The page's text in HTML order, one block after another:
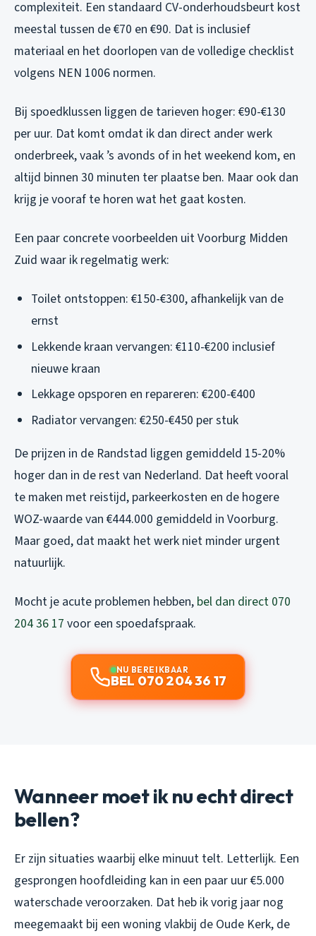
complexiteit. Een standaard CV-onderhoudsbeurt kost
meestal tussen de €70 en €90. Dat is inclusief
materiaal en het doorlopen van de volledige checklist
volgens NEN 1006 normen.
Bij spoedklussen liggen de tarieven hoger: €90-€130
per uur. Dat komt omdat ik dan direct ander werk
onderbreek, vaak ’s avonds of in het weekend kom, en
altijd binnen 30 minuten ter plaatse ben. Maar ook dan
krijg je vooraf te horen wat het gaat kosten.
Een paar concrete voorbeelden uit Voorburg Midden
Zuid waar ik regelmatig werk:
Toilet ontstoppen: €150-€300, afhankelijk van de
ernst
Lekkende kraan vervangen: €110-€200 inclusief
nieuwe kraan
Lekkage opsporen en repareren: €200-€400
Radiator vervangen: €250-€450 per stuk
De prijzen in de Randstad liggen gemiddeld 15-20%
hoger dan in de rest van Nederland. Dat heeft vooral
te maken met reistijd, parkeerkosten en de hogere
WOZ-waarde van €444.000 gemiddeld in Voorburg.
Maar goed, dat maakt het werk niet minder urgent
natuurlijk.
Mocht je acute problemen hebben, bel dan direct 070
204 36 17 voor een spoedafspraak.
NU BEREIKBAAR
BEL 070 204 36 17
Wanneer moet ik nu echt direct
bellen?
Er zijn situaties waarbij elke minuut telt. Letterlijk. Een
gesprongen hoofdleiding kan in een paar uur €5.000
waterschade veroorzaken. Dat heb ik vorig jaar nog
meegemaakt bij een woning vlakbij de Oude Kerk, de